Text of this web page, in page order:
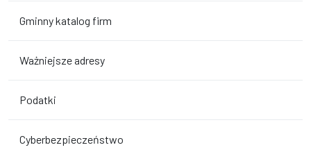
Gminny katalog firm
Ważniejsze adresy
Podatki
Cyberbezpieczeństwo